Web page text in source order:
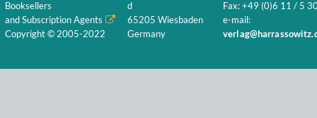
Booksellers
and Subscription Agents
Copyright © 2005-2022
d
65205 Wiesbaden
Germany
Fax: +49 (0)6 11 / 5
e-mail: